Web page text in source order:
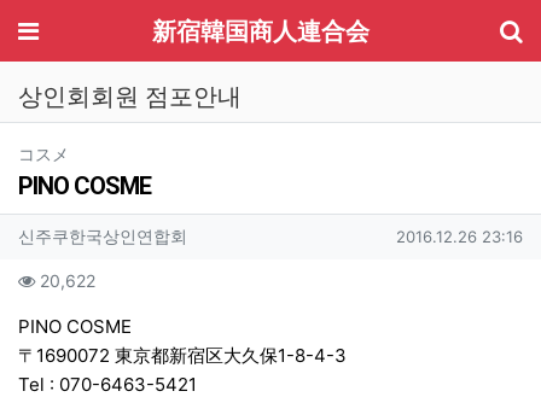
메뉴 新宿韓国商人連合会
상인회회원 점포안내
コスメ
PINO COSME
작성자 정보
신주쿠한국상인연합회 작성일
2016.12.26 23:16
컨텐츠 정보
20,622조회
본문
PINO COSME
〒1690072 東京都新宿区大久保1-8-4-3
Tel : 070-6463-5421